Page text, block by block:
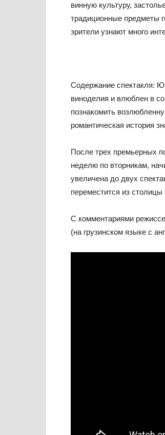
винную культуру,
традиционные предметы
зрители узнают много
Содержание спектакля:
виноделия и влюблен в
познакомить
романтическая история
После трех премьерных
неделю по вторникам,
увеличена до двух
переместится из
С комментариями
(на грузинском языке с